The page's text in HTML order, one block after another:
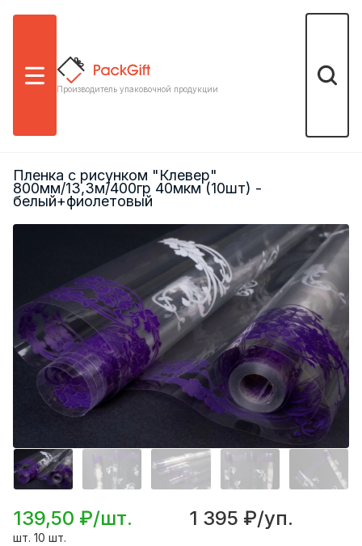
Меню
Производитель упаковочной продукции
Поиск
Пленка с рисунком "Клевер"
800мм/13,3м/400гр 40мкм (10шт) -
белый+фиолетовый
139,50 ₽/шт. 1 395 ₽/уп.
шт. 10 шт.